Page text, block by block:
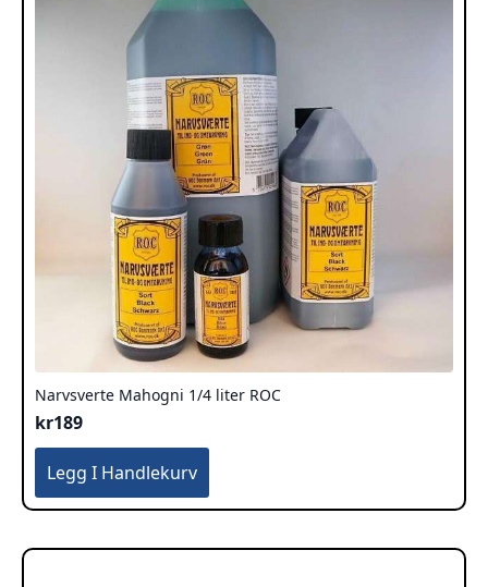
Narvsverte Mahogni 1/4 liter ROC
kr189
Legg I Handlekurv